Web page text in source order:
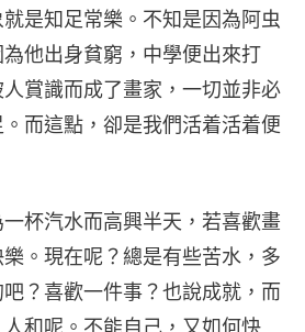
是知足常樂。不知是因為阿虫
他出身貧窮，中學便出來打
賞識而成了畫家，一切並非必
而這點，卻是我們活着活着便
杯汽水而高興半天，若喜歡畫
。現在呢？總是有些苦水，多
？喜歡一件事？也說成就，而
和呢。不能自己，又如何快